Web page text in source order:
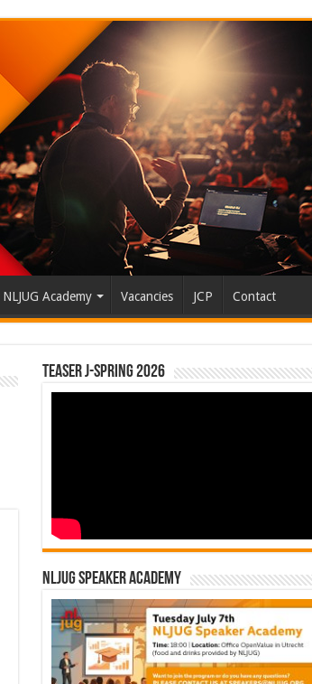
NLJUG Academy Vacancies JCP Contact
Teaser J-Spring 2026
NLJUG Speaker Academy